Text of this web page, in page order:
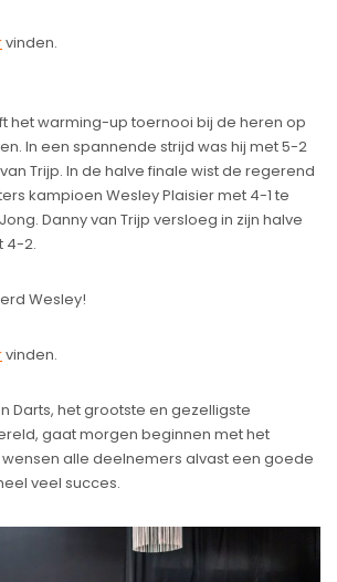
vinden.
het warming-up toernooi bij de heren op
In een spannende strijd was hij met 5-2
Trijp. In de halve finale wist de regerend
kampioen Wesley Plaisier met 4-1 te
Danny van Trijp versloeg in zijn halve
4-2.
Wesley!
vinden.
Darts, het grootste en gezelligste
gaat morgen beginnen met het
alle deelnemers alvast een goede
veel succes.